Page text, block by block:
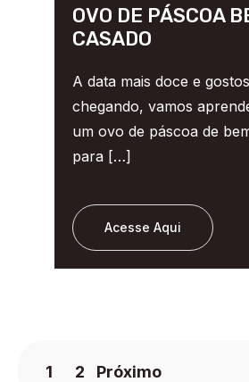
OVO DE PÁSCOA
CASADO
A data mais doce e
chegando, vamos
um ovo de páscoa de
para […]
Acesse Aqui
1 2 Próximo